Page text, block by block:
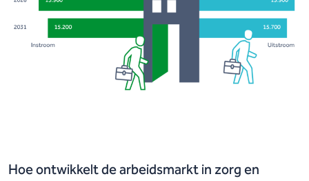
Hoe ontwikkelt de arbeidsmarkt in zorg en